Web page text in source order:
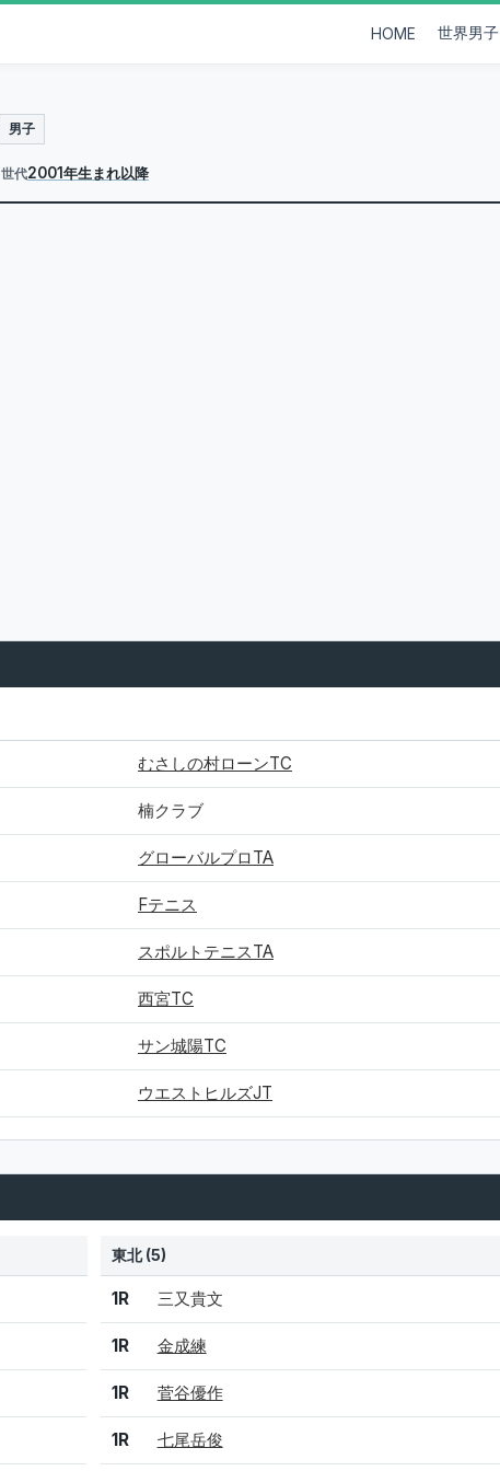
HOME 世界男子
男子
世代2001年生まれ以降
むさしの村ローンTC
楠クラブ
グローバルプロTA
Fテニス
スポルトテニスTA
西宮TC
サン城陽TC
ウエストヒルズJT
東北 (5)
結果 シード 選手名
1R 三又貴文
1R 金成練
1R 菅谷優作
1R 七尾岳俊